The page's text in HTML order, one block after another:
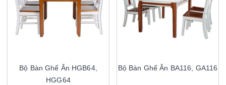
Bộ Bàn Ghế Ăn HGB64,
HGG64
Bộ Bàn Ghế Ăn BA116, GA116